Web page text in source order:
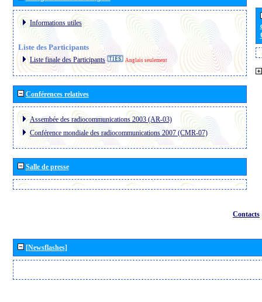
Informations utiles
Liste des Participants
Liste finale des Participants Anglais seulement
Conférences relatives
Assembée des radiocommunications 2003 (AR-03)
Conférence mondiale des radiocommunications 2007 (CMR-07)
Salle de presse
Contacts
[Newsflashes]